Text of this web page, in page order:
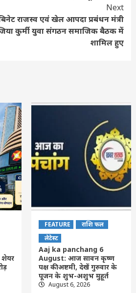
Next
राजस्व एवं खेल आपदा प्रबंधन मंत्री
कुर्मी युवा संगठन समाजिक बैठक में
शामिल हुए
शेयर
FEATURE
राशि फल
लेटेस्ट
Aaj ka panchang 6
August: आज सावन कृष्ण
पक्ष की अष्टमी, देखें गुरुवार के
पूजन के शुभ-अशुभ मुहूर्त
August 6, 2026